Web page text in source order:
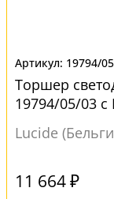
19794/
Торшер
19794/05/03
Lucide
11 664 ₽